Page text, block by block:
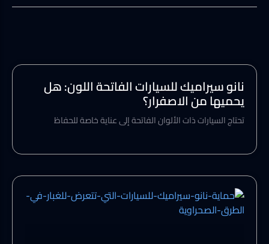
نانو سيراميك للسيارات الفاتحة اللون: هل
يحميها من الاصفرار؟
تحتاج السيارات ذات الألوان الفاتحة إلى عناية خاصة للحفاظ